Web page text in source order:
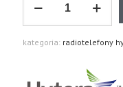
Radiotelefon
685
kategoria: radiotelefony